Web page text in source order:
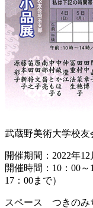
武蔵野美術大学校友
開催期間：2022年12
開催時間：10：00
17：00まで）
スペース つきのみ